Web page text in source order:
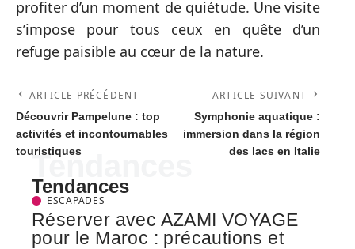
profiter d’un moment de quiétude. Une visite
s’impose pour tous ceux en quête d’un
refuge paisible au cœur de la nature.
ARTICLE PRÉCÉDENT
Découvrir Pampelune : top
activités et incontournables
touristiques
ARTICLE SUIVANT
Symphonie aquatique :
immersion dans la région
des lacs en Italie
Tendances
Tendances
ESCAPADES
Réserver avec AZAMI VOYAGE
pour le Maroc : précautions et